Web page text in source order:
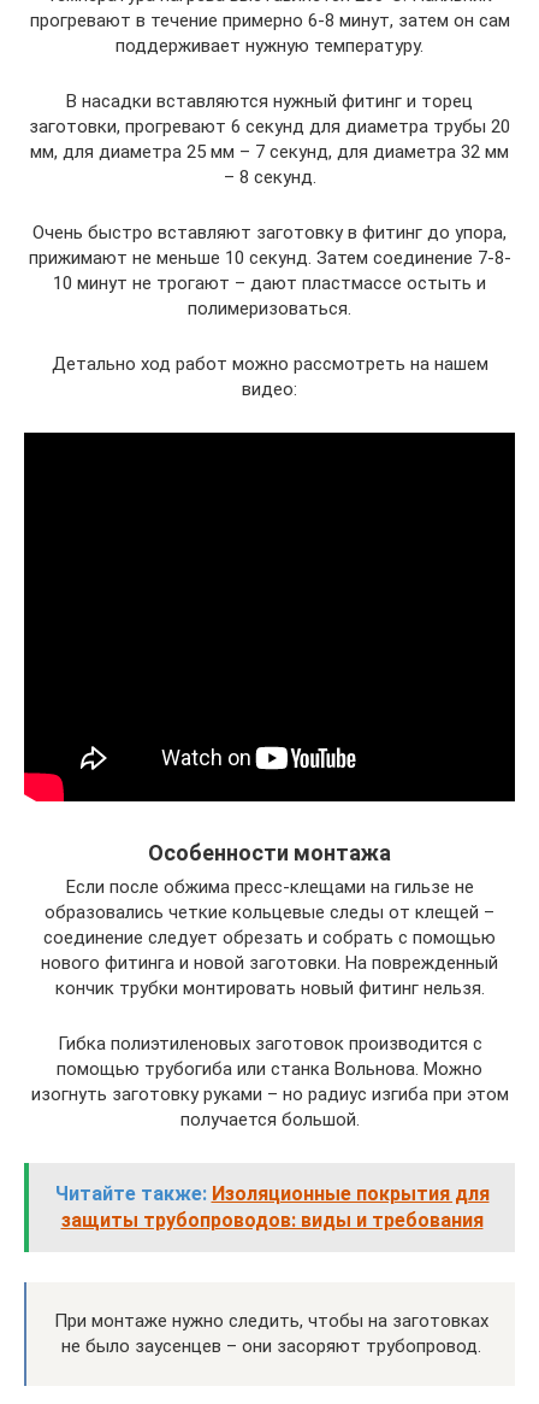
прогревают в течение примерно 6-8 минут, затем он сам
поддерживает нужную температуру.
В насадки вставляются нужный фитинг и торец
заготовки, прогревают 6 секунд для диаметра трубы 20
мм, для диаметра 25 мм – 7 секунд, для диаметра 32 мм
– 8 секунд.
Очень быстро вставляют заготовку в фитинг до упора,
прижимают не меньше 10 секунд. Затем соединение 7-8-
10 минут не трогают – дают пластмассе остыть и
полимеризоваться.
Детально ход работ можно рассмотреть на нашем
видео:
Особенности монтажа
Если после обжима пресс-клещами на гильзе не
образовались четкие кольцевые следы от клещей –
соединение следует обрезать и собрать с помощью
нового фитинга и новой заготовки. На поврежденный
кончик трубки монтировать новый фитинг нельзя.
Гибка полиэтиленовых заготовок производится с
помощью трубогиба или станка Вольнова. Можно
изогнуть заготовку руками – но радиус изгиба при этом
получается большой.
Читайте также: Изоляционные покрытия для
защиты трубопроводов: виды и требования
При монтаже нужно следить, чтобы на заготовках
не было заусенцев – они засоряют трубопровод.